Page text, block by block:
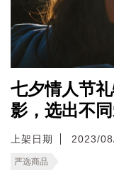
七夕情人节
影，选出不
上架日期 2023/
严选商品